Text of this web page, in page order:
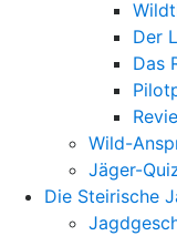
Der
Das
Wild-
Jäger-
Die Steirische